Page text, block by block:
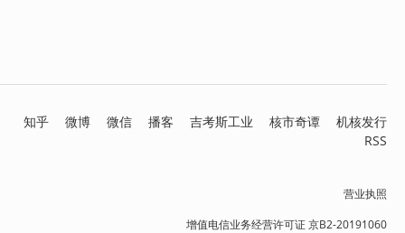
知乎 微博 微信 播客 吉考斯工业 核市奇谭
机核发行
RSS
营业执照
增值电信业务经营许可证 京B2-20191060